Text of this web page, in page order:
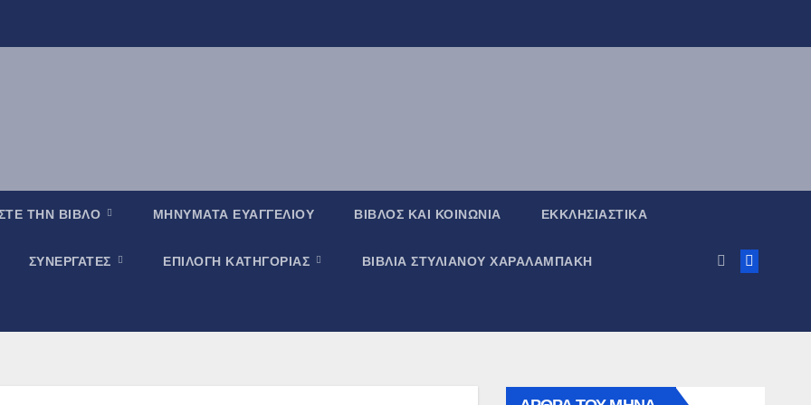
ΤΗΝ ΒΙΒΛΟ ΜΗΝΥΜΑΤΑ ΕΥΑΓΓΕΛΙΟΥ ΒΙΒΛΟΣ ΚΑΙ ΚΟΙΝΩΝΙΑ ΕΚΚΛΗΣΙΑΣΤΙΚΑ
ΣΥΝΕΡΓΑΤΕΣ ΕΠΙΛΟΓΗ ΚΑΤΗΓΟΡΙΑΣ ΒΙΒΛΙΑ ΣΤΥΛΙΑΝΟΥ ΧΑΡΑΛΑΜΠΑΚΗ